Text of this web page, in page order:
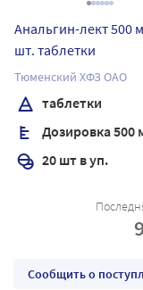
Анальгин-лект 500
шт. таблетки
Тюменский ХФЗ ОАО
таблетки
Дозировка 500
20 шт в уп.
Сообщить о